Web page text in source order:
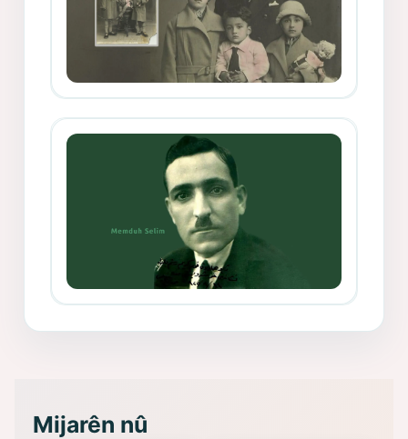
(Hoybun)’un Kuruluş Çalışmaları- 8
Mijarên nû